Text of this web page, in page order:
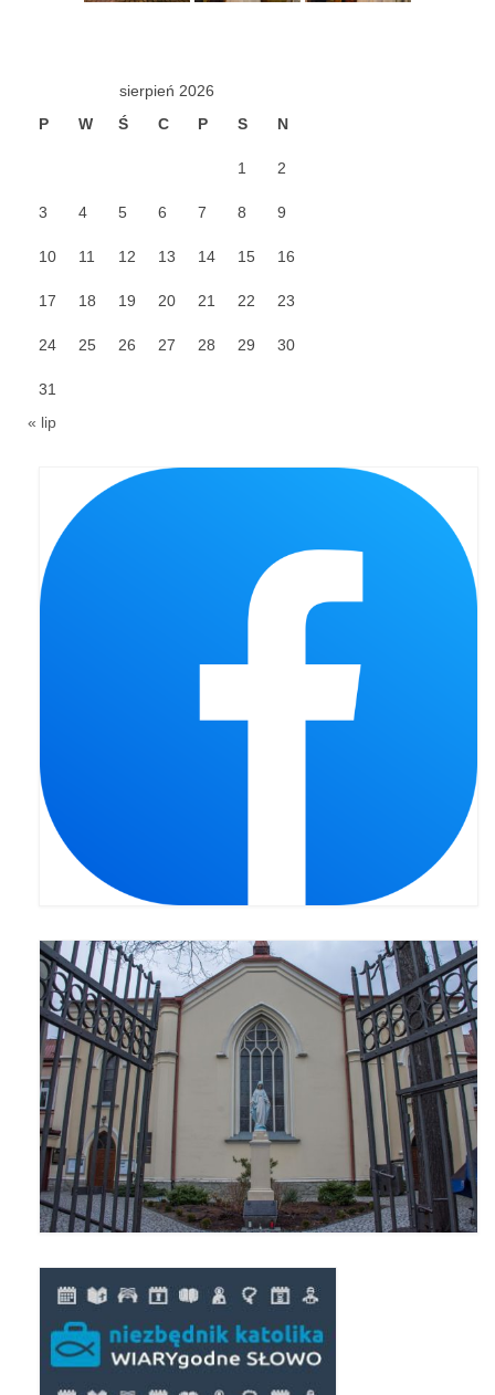
Odpust 2022
Pierwsza Komunia Święta – Grupa 2
Pierwsza Komunia Święta – Grupa 3
Uroczystość Św. Jakuba Apostoła 2020
MIŁOSIERDZIA BOŻEGO
Galerie 2019
Pasterka 2019
Triduum St. Kostka 2019
Posługa Siostry Elekty
Uroczystość Św. Jakuba Ap 2019
Boże Ciało – 20 czerwca 2019
Imieniny Ks Kanonika
Wigilia Paschalna 2019
sierpień 2026
P
W Ś C P S N
1 2
3 4 5 6 7 8 9
10 11 12 13 14 15 16
17 18 19 20 21 22 23
24 25 26 27 28 29 30
31
« lip